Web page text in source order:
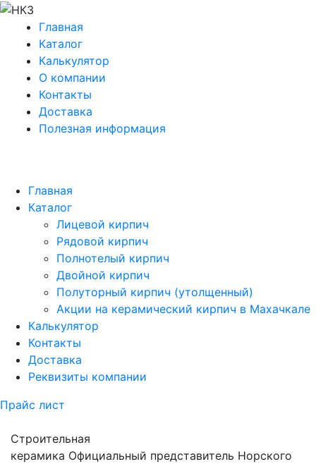
Главная
Каталог
Калькулятор
О компании
Контакты
Доставка
Полезная информация
Главная
Каталог
Лицевой кирпич
Рядовой кирпич
Полнотелый кирпич
Двойной кирпич
Полуторный кирпич (утолщенный)
Акции на керамический кирпич в Махачкале
Калькулятор
Контакты
Доставка
Реквизиты компании
Прайс лист
Строительная
керамика Официальный представитель Норского